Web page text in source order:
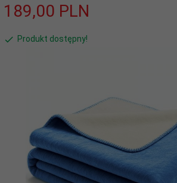
189,00 PLN
Produkt dostępny!